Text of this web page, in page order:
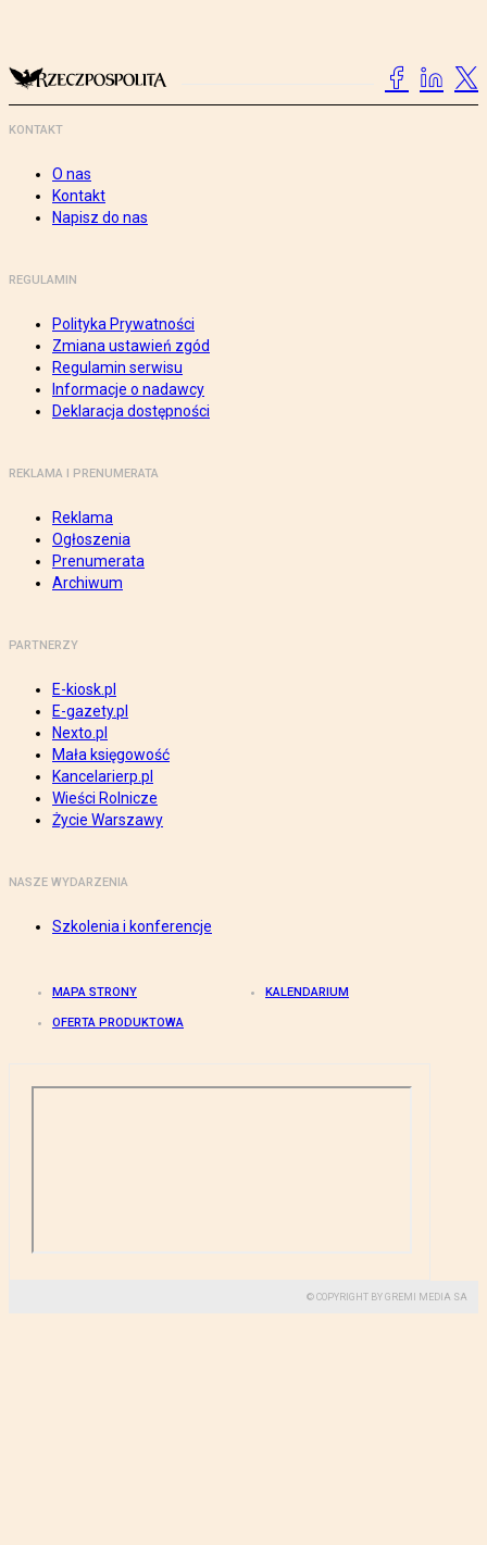
KONTAKT
O nas
Kontakt
Napisz do nas
REGULAMIN
Polityka Prywatności
Zmiana ustawień zgód
Regulamin serwisu
Informacje o nadawcy
Deklaracja dostępności
REKLAMA I PRENUMERATA
Reklama
Ogłoszenia
Prenumerata
Archiwum
PARTNERZY
E-kiosk.pl
E-gazety.pl
Nexto.pl
Mała księgowość
Kancelarierp.pl
Wieści Rolnicze
Życie Warszawy
NASZE WYDARZENIA
Szkolenia i konferencje
MAPA STRONY KALENDARIUM
OFERTA PRODUKTOWA
© COPYRIGHT BY GREMI MEDIA SA